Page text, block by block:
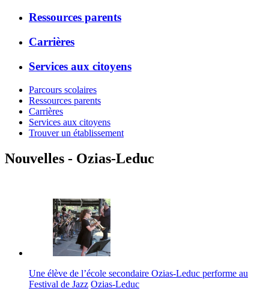
Ressources parents
Carrières
Services aux citoyens
Parcours scolaires
Ressources parents
Carrières
Services aux citoyens
Trouver un établissement
Nouvelles - Ozias-Leduc
Une élève de l’école secondaire Ozias-Leduc performe au
Festival de Jazz Ozias-Leduc